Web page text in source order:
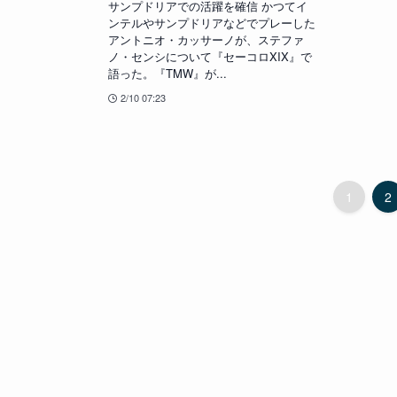
サンプドリアでの活躍を確信 かつてイ
ンテルやサンプドリアなどでプレーした
アントニオ・カッサーノが、ステファ
ノ・センシについて『セーコロXIX』で
語った。『TMW』が...
2/10 07:23
1 2